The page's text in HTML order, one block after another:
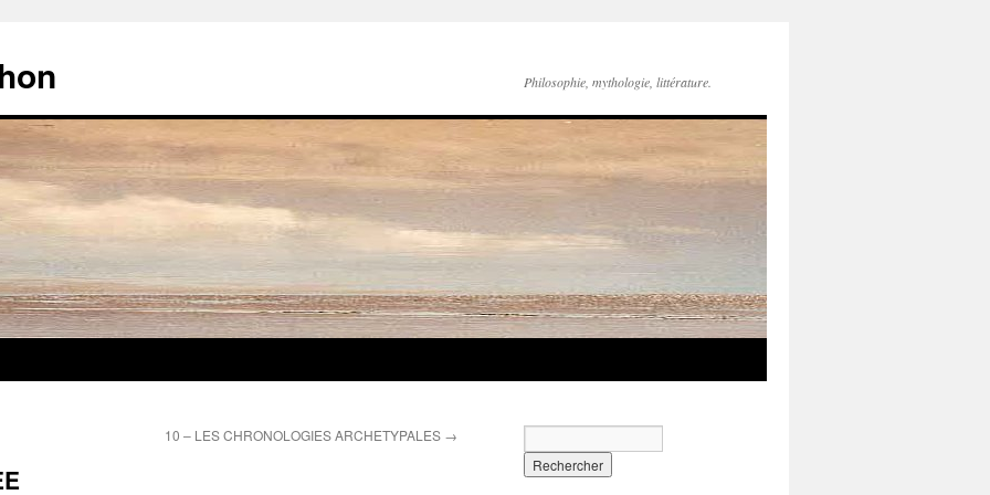
Philosophie, mythologie, littérature.
10 – LES CHRONOLOGIES ARCHETYPALES →